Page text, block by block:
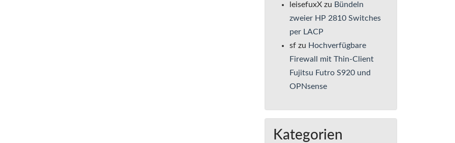
leisefuxX zu Bündeln
zweier HP 2810 Switches
per LACP
sf zu Hochverfügbare
Firewall mit Thin-Client
Fujitsu Futro S920 und
OPNsense
Kategorien